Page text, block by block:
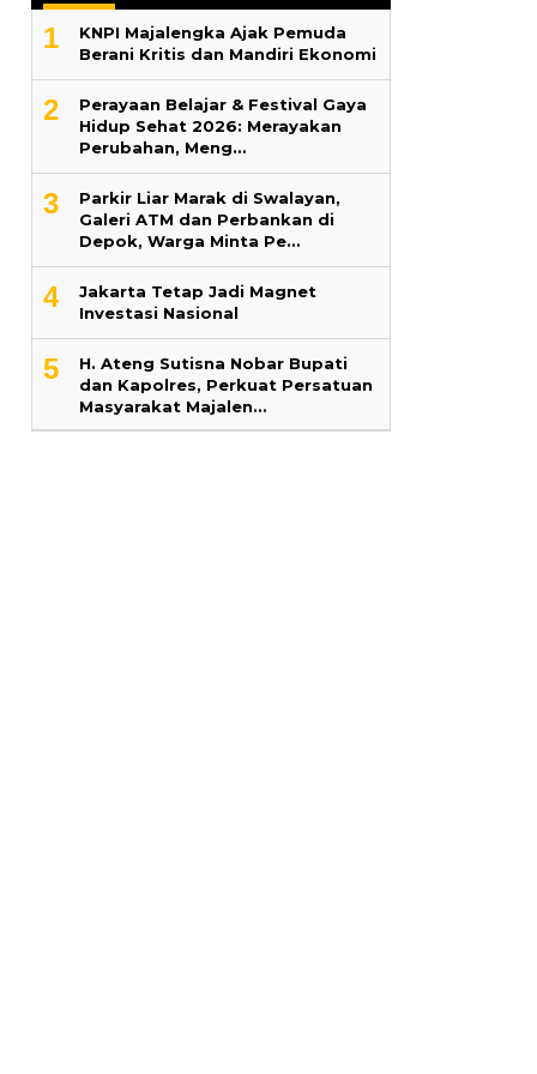
1
KNPI Majalengka Ajak Pemuda
Berani Kritis dan Mandiri Ekonomi
2
Perayaan Belajar & Festival Gaya
Hidup Sehat 2026: Merayakan
Perubahan, Meng…
3
Parkir Liar Marak di Swalayan,
Galeri ATM dan Perbankan di
Depok, Warga Minta Pe…
4
Jakarta Tetap Jadi Magnet
Investasi Nasional
5
H. Ateng Sutisna Nobar Bupati
dan Kapolres, Perkuat Persatuan
Masyarakat Majalen…